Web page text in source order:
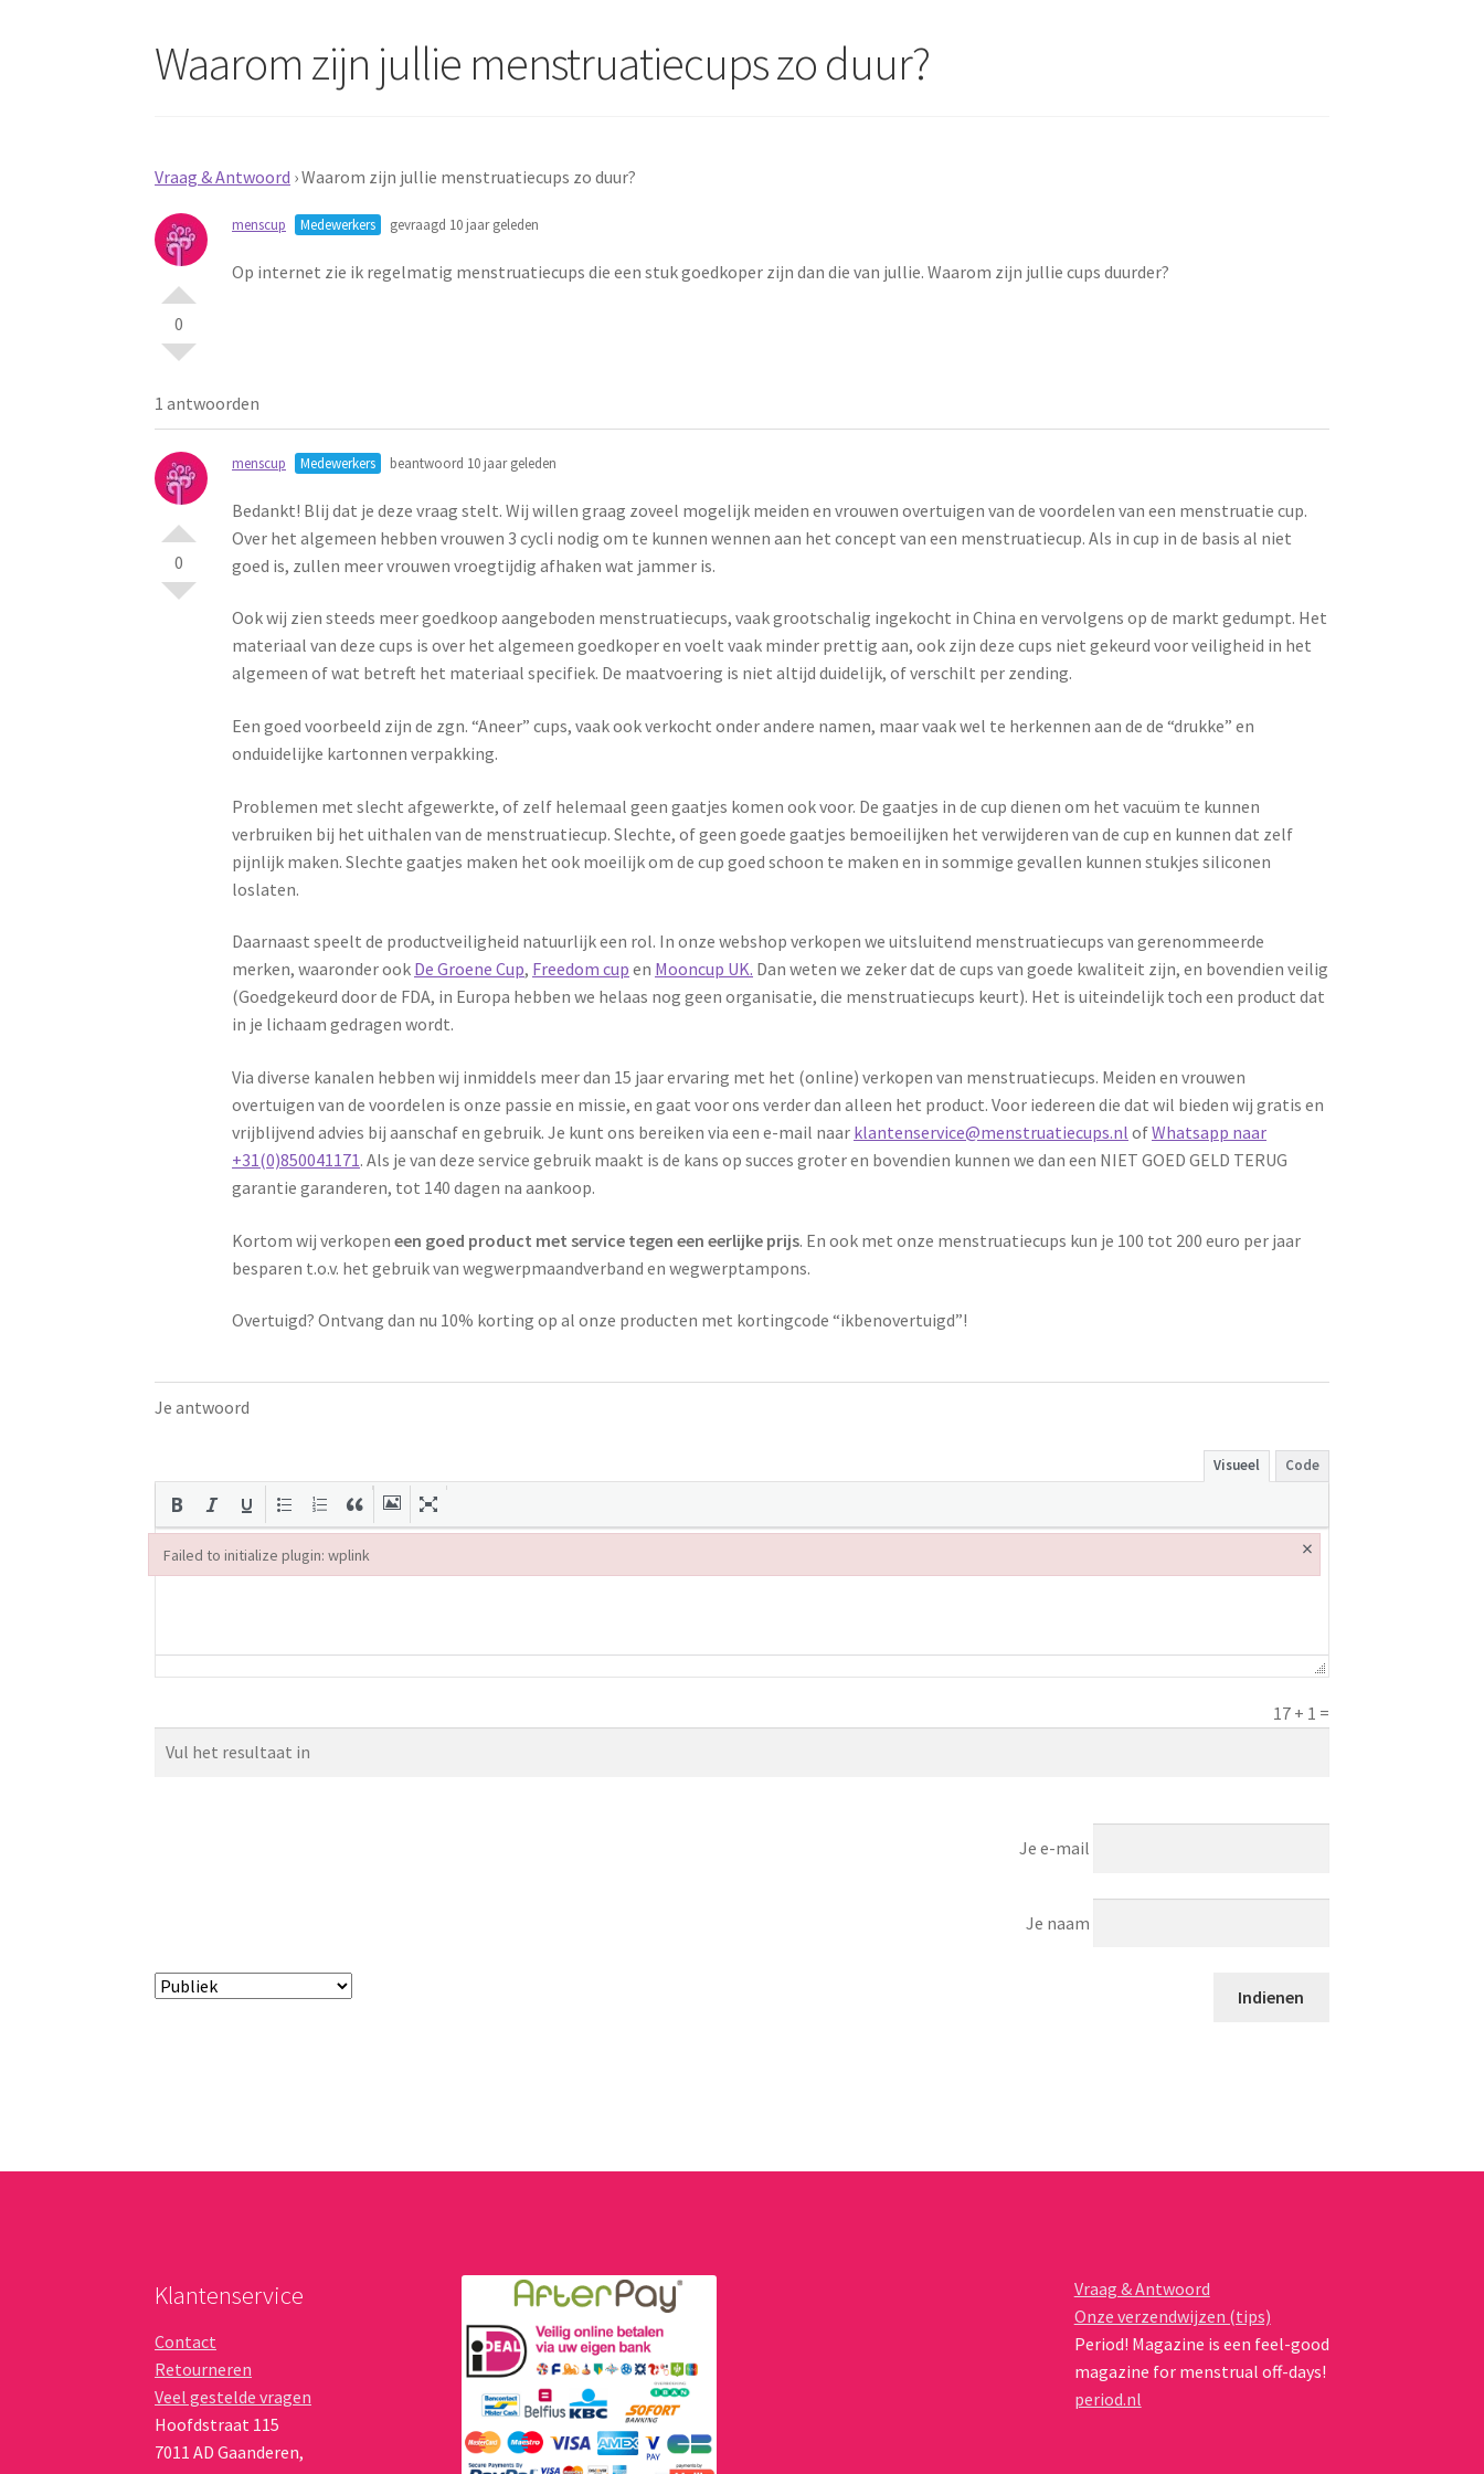
Waarom zijn jullie menstruatiecups zo duur?
Vraag & Antwoord ›Waarom zijn jullie menstruatiecups zo duur?
0
menscup Medewerkers gevraagd 10 jaar geleden
Op internet zie ik regelmatig menstruatiecups die een stuk goedkoper zijn dan die van jullie. Waarom zijn jullie cups duurder?
1 antwoorden
0
menscup Medewerkers beantwoord 10 jaar geleden
Bedankt! Blij dat je deze vraag stelt. Wij willen graag zoveel mogelijk meiden en vrouwen overtuigen van de voordelen van een menstruatie cup.
Over het algemeen hebben vrouwen 3 cycli nodig om te kunnen wennen aan het concept van een menstruatiecup. Als in cup in de basis al niet
goed is, zullen meer vrouwen vroegtijdig afhaken wat jammer is.
Ook wij zien steeds meer goedkoop aangeboden menstruatiecups, vaak grootschalig ingekocht in China en vervolgens op de markt gedumpt. Het
materiaal van deze cups is over het algemeen goedkoper en voelt vaak minder prettig aan, ook zijn deze cups niet gekeurd voor veiligheid in het
algemeen of wat betreft het materiaal specifiek. De maatvoering is niet altijd duidelijk, of verschilt per zending.
Een goed voorbeeld zijn de zgn. “Aneer” cups, vaak ook verkocht onder andere namen, maar vaak wel te herkennen aan de de “drukke” en
onduidelijke kartonnen verpakking.
Problemen met slecht afgewerkte, of zelf helemaal geen gaatjes komen ook voor. De gaatjes in de cup dienen om het vacuüm te kunnen
verbruiken bij het uithalen van de menstruatiecup. Slechte, of geen goede gaatjes bemoeilijken het verwijderen van de cup en kunnen dat zelf
pijnlijk maken. Slechte gaatjes maken het ook moeilijk om de cup goed schoon te maken en in sommige gevallen kunnen stukjes siliconen
loslaten.
Daarnaast speelt de productveiligheid natuurlijk een rol. In onze webshop verkopen we uitsluitend menstruatiecups van gerenommeerde
merken, waaronder ook De Groene Cup, Freedom cup en Mooncup UK. Dan weten we zeker dat de cups van goede kwaliteit zijn, en bovendien veilig
(Goedgekeurd door de FDA, in Europa hebben we helaas nog geen organisatie, die menstruatiecups keurt). Het is uiteindelijk toch een product dat
in je lichaam gedragen wordt.
Via diverse kanalen hebben wij inmiddels meer dan 15 jaar ervaring met het (online) verkopen van menstruatiecups. Meiden en vrouwen
overtuigen van de voordelen is onze passie en missie, en gaat voor ons verder dan alleen het product. Voor iedereen die dat wil bieden wij gratis en
vrijblijvend advies bij aanschaf en gebruik. Je kunt ons bereiken via een e-mail naar klantenservice@menstruatiecups.nl ofWhatsapp naar
+31(0)850041171. Als je van deze service gebruik maakt is de kans op succes groter en bovendien kunnen we dan een NIET GOED GELD TERUG
garantie garanderen, tot 140 dagen na aankoop.
Kortom wij verkopeneen goed product met service tegen een eerlijke prijs. En ook met onze menstruatiecups kun je 100 tot 200 euro per jaar
besparen t.o.v. het gebruik van wegwerpmaandverband en wegwerptampons.
Overtuigd? Ontvang dan nu 10% korting op al onze producten met kortingcode “ikbenovertuigd”!
Je antwoord
Visueel Code
17 + 1 =
Je e-mail
Je naam
Klantenservice
Contact
Retourneren
Veel gestelde vragen
Hoofdstraat 115
7011 AD Gaanderen,
Vraag & Antwoord
Onze verzendwijzen (tips)
Period! Magazine is een feel-good
magazine for menstrual off-days!
period.nl
Failed to initialize plugin: wplink ×
Failed to initialize plugin: wplink